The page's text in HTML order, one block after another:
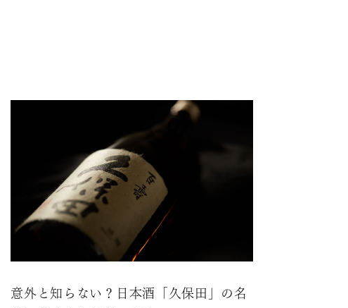
意外と知らない？日本酒「久保田」の名